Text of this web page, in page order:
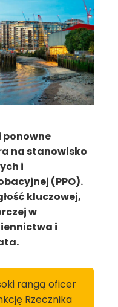
ponowne
na stanowisko
i
(PPO).
kluczowej,
w
i
rangą oficer
Rzecznika